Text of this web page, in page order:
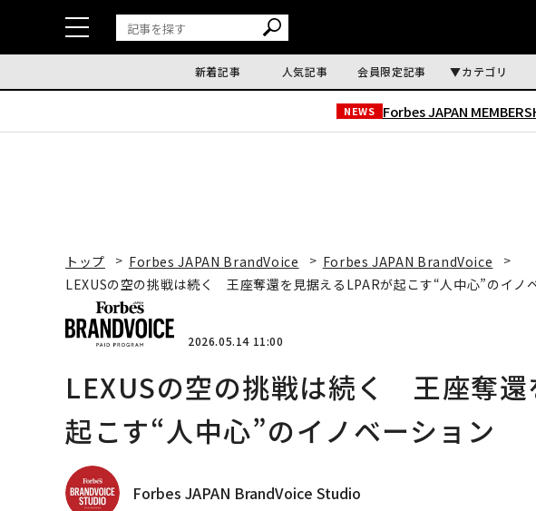
新着記事 人気記事 会員限定記事 カテゴリ
NEWS Forbes JAPAN
トップ Forbes JAPAN BrandVoice
Forbes JAPAN BrandVoice
LEXUSの空の挑戦は続く 王座奪還を見据えるLPARが起こす“人中心”のイノ
2026.05.14 11:00
LEXUSの空の挑戦は続く 王座奪還
起こす“人中心”のイノベーション
Forbes JAPAN BrandVoice Studio